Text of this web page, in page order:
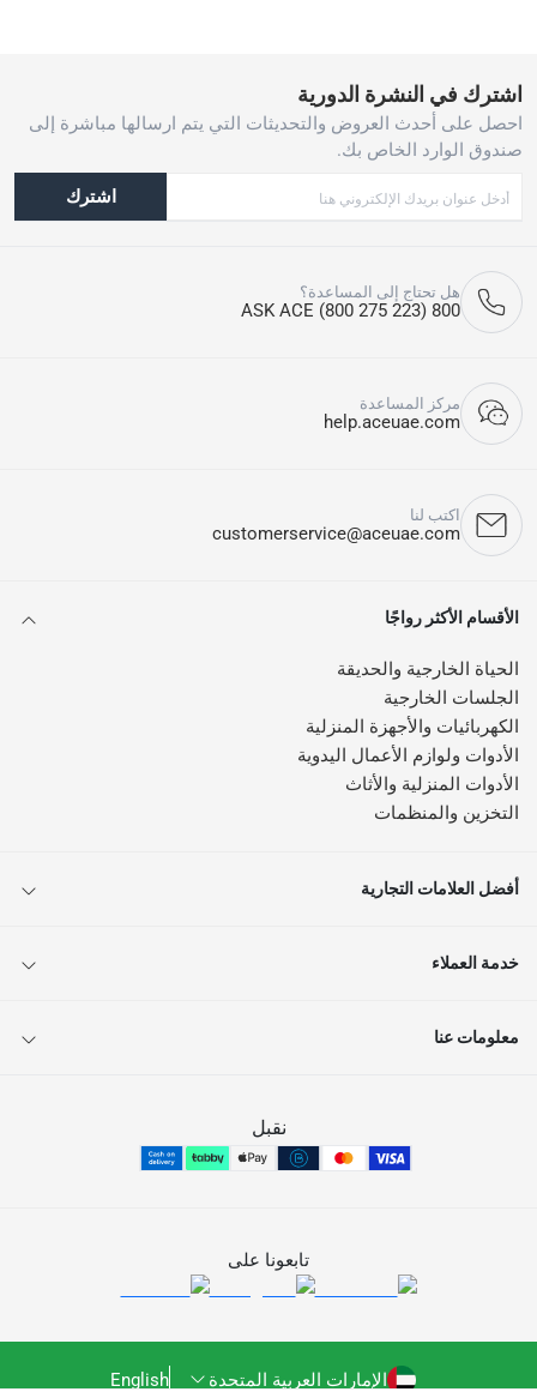
اشترك في النشرة الدورية
احصل على أحدث العروض والتحديثات التي يتم ارسالها مباشرة إلى
صندوق الوارد الخاص بك.
اشترك
هل تحتاج إلى المساعدة؟
800 ASK ACE (800 275 223)
مركز المساعدة
help.aceuae.com
اكتب لنا
customerservice@aceuae.com
الأقسام الأكثر رواجًا
الحياة الخارجية والحديقة
الجلسات الخارجية
الكهربائيات والأجهزة المنزلية
الأدوات ولوازم الأعمال اليدوية
الأدوات المنزلية والأثاث
التخزين والمنظمات
أفضل العلامات التجارية
خدمة العملاء
معلومات عنا
نقبل
تابعونا على
الإمارات العربية المتحدة English